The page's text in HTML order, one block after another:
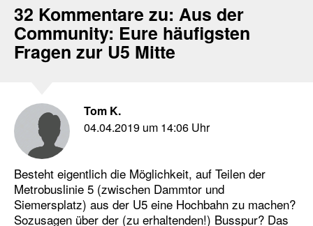
32 Kommentare zu: Aus der
Community: Eure häufigsten
Fragen zur U5 Mitte
Tom K.
04.04.2019 um 14:06 Uhr
Besteht eigentlich die Möglichkeit, auf Teilen der
Metrobuslinie 5 (zwischen Dammtor und
Siemersplatz) aus der U5 eine Hochbahn zu machen?
Sozusagen über der (zu erhaltenden!) Busspur? Das